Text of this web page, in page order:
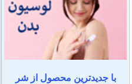
با جدیدترین محصول از شر